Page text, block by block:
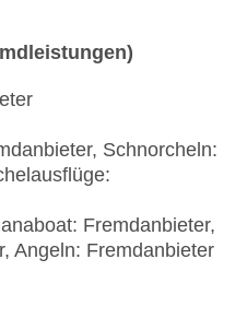
Januar - Dezember,
Uhr, Barzahlung, pro
Januar -
- 18:00 Uhr, ohne
inklusive
Bar“: ab 18 Jahre,
11:00 Uhr - 22:00 Uhr,
inklusive
BAR“: Januar -
Schnorcheln:
Fremdanbieter,
Angeln: Fremdanbieter